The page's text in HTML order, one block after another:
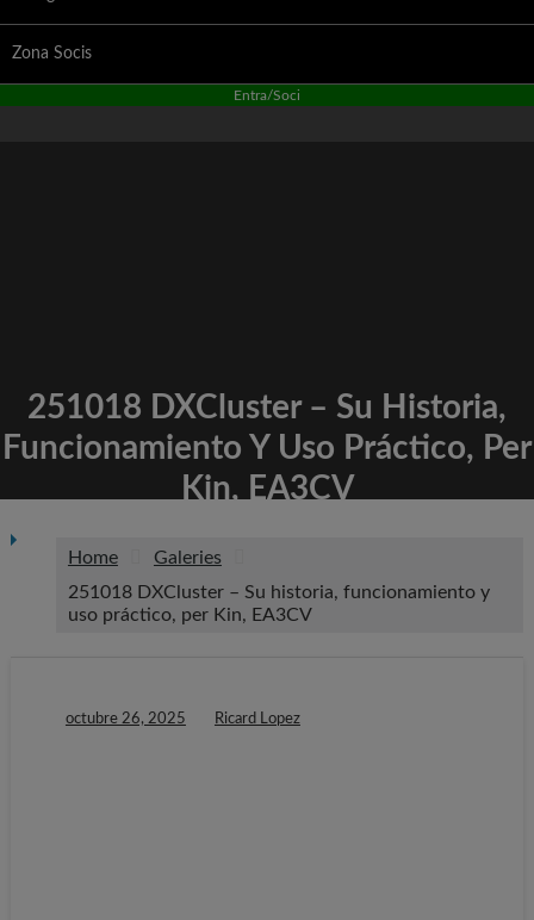
Zona Socis
Entra/Soci
251018 DXCluster – Su Historia,
Funcionamiento Y Uso Práctico, Per
Kin, EA3CV
Home
Galeries
251018 DXCluster – Su historia, funcionamiento y
uso práctico, per Kin, EA3CV
octubre 26, 2025 Ricard Lopez